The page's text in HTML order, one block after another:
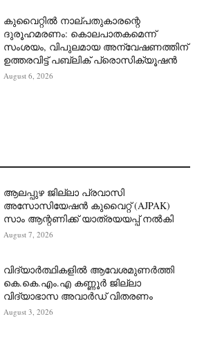
കുവൈറ്റിൽ നാല്പതുകാരന്റെ
ദുരൂഹമരണം: കൊലപാതകമെന്ന്
സംശയം, വിപുലമായ അന്വേഷണത്തിന്
ഉത്തരവിട്ട് പബ്ലിക് പ്രൊസിക്യൂഷൻ
August 6, 2026
ആലപ്പുഴ ജില്ലാ പ്രവാസി
അസോസിയേഷൻ കുവൈറ്റ് (AJPAK)
സാം ആന്റണിക്ക് യാത്രയയപ്പ് നൽകി
August 7, 2026
വിദ്യാർത്ഥികളിൽ ആവേശമുണർത്തി
കെ.കെ.എം.എ കണ്ണൂർ ജില്ലാ
വിദ്യാഭാസ അവാർഡ് വിതരണം
August 3, 2026